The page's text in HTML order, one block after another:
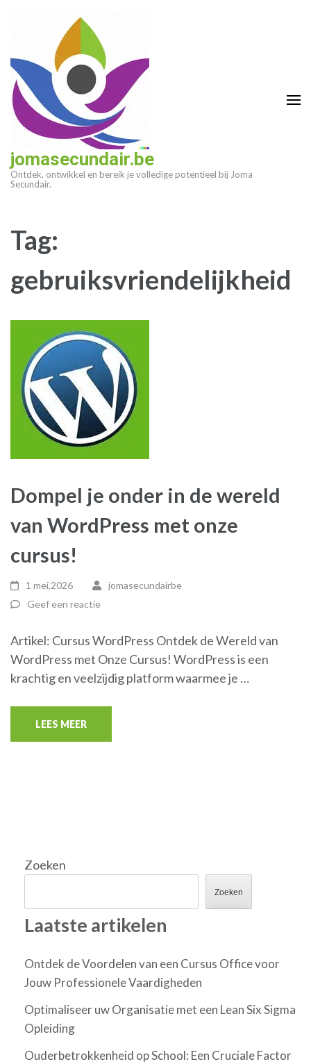
(druk
enter)
jomasecundair.be
Ontdek, ontwikkel en bereik je volledige potentieel bij Joma
Secundair.
Tag:
gebruiksvriendelijkheid
Dompel je onder in de wereld
van WordPress met onze
cursus!
1 mei,2026
jomasecundairbe
Geef een reactie
Artikel: Cursus WordPress Ontdek de Wereld van
WordPress met Onze Cursus! WordPress is een
krachtig en veelzijdig platform waarmee je …
LEES MEER
Zoeken
Zoeken
Laatste artikelen
Ontdek de Voordelen van een Cursus Office voor
Jouw Professionele Vaardigheden
Optimaliseer uw Organisatie met een Lean Six Sigma
Opleiding
Ouderbetrokkenheid op School: Een Cruciale Factor